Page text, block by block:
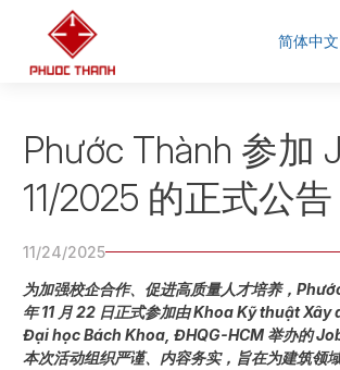
简体中文
Phước Thành 参加
11/2025 的正式公告
11/24/2025
为加强校企合作、促进高质量人才培养，
年 11 月 22 日正式参加由 Khoa Kỹ thuật
Đại học Bách Khoa, ĐHQG-HCM 举办的 Job
本次活动组织严谨、内容务实，旨在为建筑领